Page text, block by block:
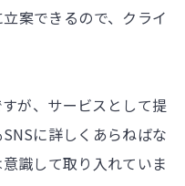
案できるので、クライ
が、サービスとして提
に詳しくあらねばな
識して取り入れていま